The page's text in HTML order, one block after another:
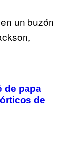
de papa
de